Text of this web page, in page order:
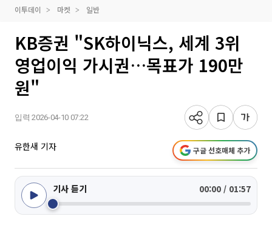
이투데이 마켓 일반
KB증권 "SK하이닉스, 세계 3위
영업이익 가시권…목표가 190만
원"
입력 2026-04-10 07:22
유한새 기자 구글 선호매체 추가
기사 듣기 00:00 / 01:57